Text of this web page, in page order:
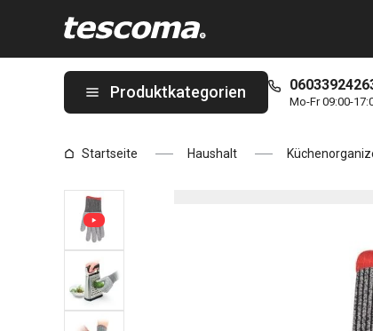
Produktkategorien
Mo-Fr 09:00-
Startseite Haushalt